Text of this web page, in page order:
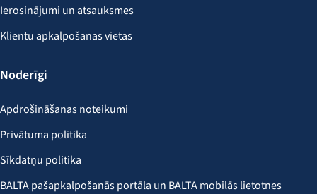
Ierosinājumi un atsauksmes
Klientu apkalpošanas vietas
Noderīgi
Apdrošināšanas noteikumi
Privātuma politika
Sīkdatņu politika
BALTA pašapkalpošanās portāla un BALTA mobilās lietotnes